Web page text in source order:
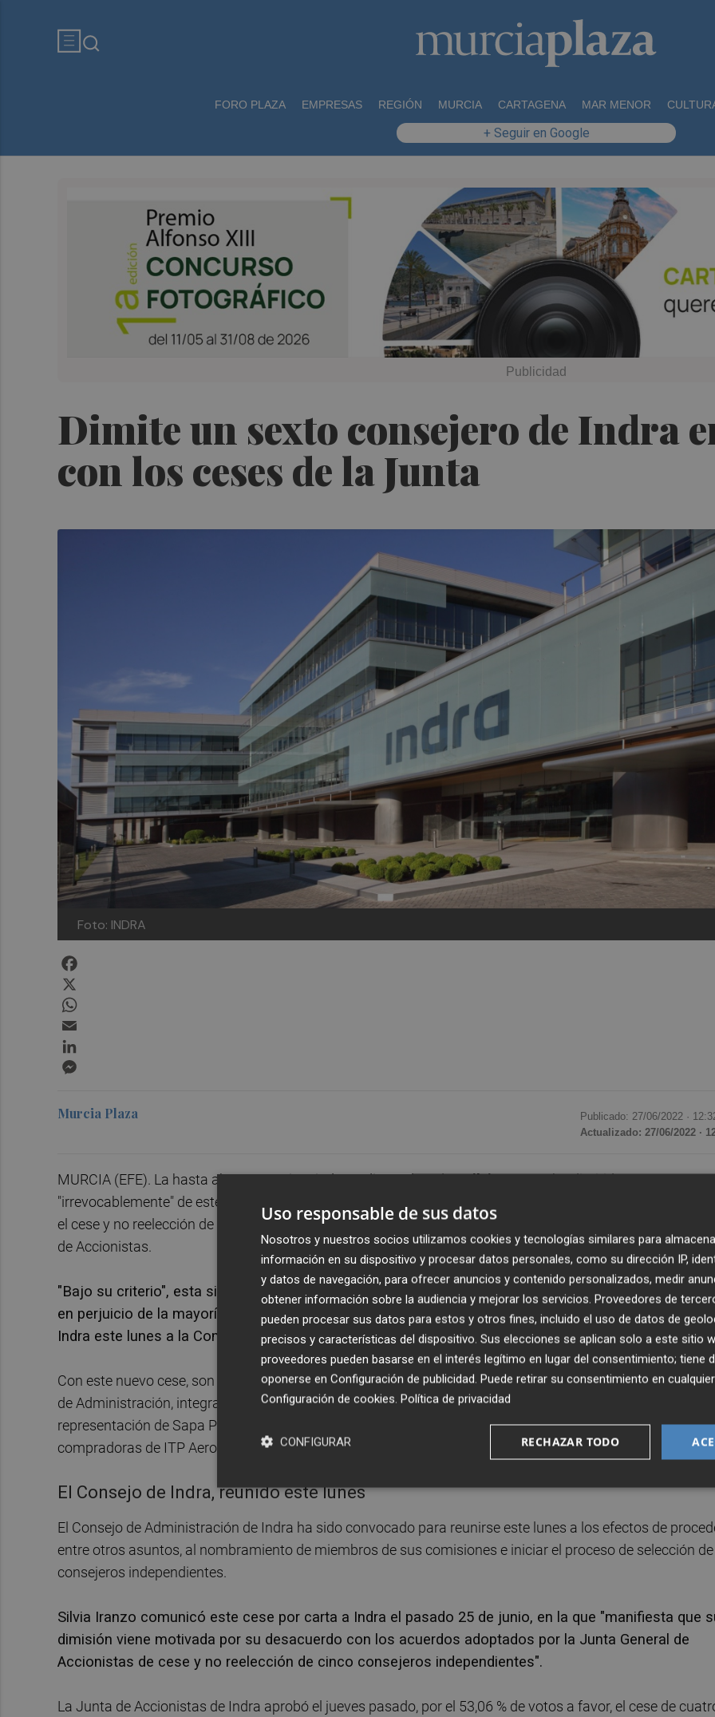
FORO PLAZA EMPRESAS REGIÓN MURCIA CARTAGENA MAR MENOR
+ Seguir en Google
Dimite un sexto consejero de Indra
con los ceses de la Junta
Foto: INDRA
Murcia Plaza Publicado: 27/06/2022 ·
Actualizado: 27/06/2022 ·
MURCIA (EFE). La hasta ahora consejera independiente de Indra,Silvia Iranzo, ha dimitido
"irrevocablemente" de este cargo en el Consejo de Administración de la tecnológica por su "desacuerdo" con
el cese y no reelección de cinco vocales de este órgano de Gobierno, acordado el pasado jueves por la
de Accionistas.
"Bajo su criterio", esta situación supone "rebajar el estándar de gobierno corporativo de la compañía
en perjuicio de la mayoría de accionistas no representados en el Consejo", según ha comunicado
Indra este lunes a la Comisión Nacional del Mercado de Valores (CNMV).
Con este nuevo cese, son casi ya la mitad de los consejeros de Indra que han dejado su cargo en el
de Administración, integrado por 13 miembros hasta el pasado jueves, cuando se añadió un número 14 en
representación de Sapa Placencia, una compañía que entró hace unos meses en Indra y una de las
compradoras de ITP Aero.
El Consejo de Indra, reunido este lunes
El Consejo de Administración de Indra ha sido convocado para reunirse este lunes a los efectos de
entre otros asuntos, al nombramiento de miembros de sus comisiones e iniciar el proceso de selección de
consejeros independientes.
Silvia Iranzo comunicó este cese por carta a Indra el pasado 25 de junio, en la que "manifiesta que
dimisión viene motivada por su desacuerdo con los acuerdos adoptados por la Junta General de
Accionistas de cese y no reelección de cinco consejeros independientes".
La Junta de Accionistas de Indra aprobó el jueves pasado, por el 53,06 % de votos a favor, el cese de
Uso responsable de sus datos
Nosotros y nuestros socios utilizamos cookies y tecnologías similares para
información en su dispositivo y procesar datos personales, como su dirección IP,
y datos de navegación, para ofrecer anuncios y contenido personalizados, medir
obtener información sobre la audiencia y mejorar los servicios. Proveedores de
pueden procesar sus datos para estos y otros fines, incluido el uso de datos de
precisos y características del dispositivo. Sus elecciones se aplican solo a este sitio
proveedores pueden basarse en el interés legítimo en lugar del consentimiento; tiene
oponerse en Configuración de publicidad. Puede retirar su consentimiento en
Configuración de cookies. Política de privacidad
RECHAZAR TODO
CONFIGURAR